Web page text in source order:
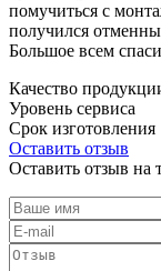
помучиться с
получился
Большое всем
Качество
Уровень сервиса
Срок изготовления
Оставить отзыв
Оставить отзыв на